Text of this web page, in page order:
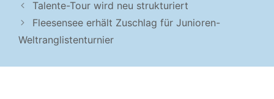
Talente-Tour wird neu strukturiert
Fleesensee erhält Zuschlag für Junioren-
Weltranglistenturnier